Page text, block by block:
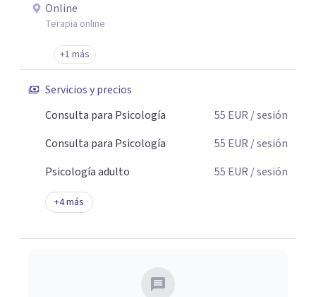
Online
Terapia online
+1 más
Servicios y precios
Consulta para Psicología
55 EUR / sesión
Consulta para Psicología
55 EUR / sesión
Psicología adulto
55 EUR / sesión
+4más